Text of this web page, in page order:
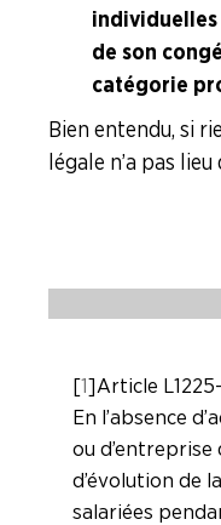
de son
catégorie
Bien entendu, si
légale n’a pas lieu
[1]Article
En l’absence
ou
d’évolution de
salariées